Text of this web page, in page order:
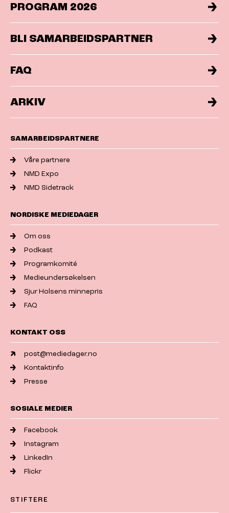
PROGRAM 2026
BLI SAMARBEIDSPARTNER
FAQ
ARKIV
SAMARBEIDSPARTNERE
Våre partnere
NMD Expo
NMD Sidetrack
NORDISKE MEDIEDAGER
Om oss
Podkast
Programkomité
Medieundersøkelsen
Sjur Holsens minnepris
FAQ
KONTAKT OSS
post@mediedager.no
Kontaktinfo
Presse
SOSIALE MEDIER
Facebook
Instagram
LinkedIn
Flickr
STIFTERE